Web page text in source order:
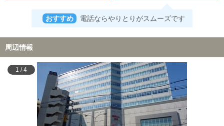
おすすめ 電話ならやりとりがスムーズです
周辺情報
1 /4